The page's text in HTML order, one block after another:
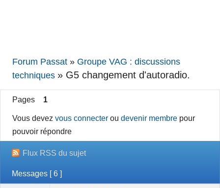
Forum Passat » Groupe VAG : discussions
techniques » G5 changement d'autoradio.
Pages 1
Vous devezvous connecter oudevenir membre pour
pouvoir répondre
Flux RSS du sujet
Messages [ 6 ]